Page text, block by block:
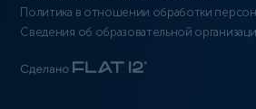
Политика в отношении обработки
Сведения об образовательной